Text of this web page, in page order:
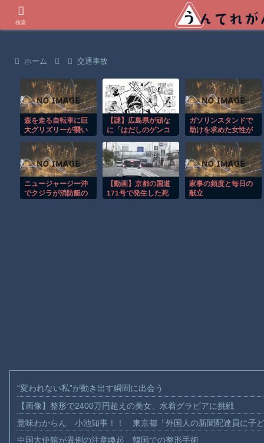
ホーム 交通事故
森を走る自転車に巨
大グリズリーが襲い
映像！！
【謎】広島県が頑な
に「はだしのゲンコ
い理由
ガソリンスタンドで
助けを求めた女性が
間！！
ニュージャージー沖
でクジラが消防艇の
【動画】京都の国道
171号で発生した死
家事の頻度と毎日の
献立
“変われない私”が動き出す瞬間に出会う
【画像】整形で2400万円超えの美女、水着グラビアに挑戦
意味わからん 小池知事！！ 東京都「外国人の新聞配達員に子
中国大使館が異例の注意喚起 韓国での整形手術
検索